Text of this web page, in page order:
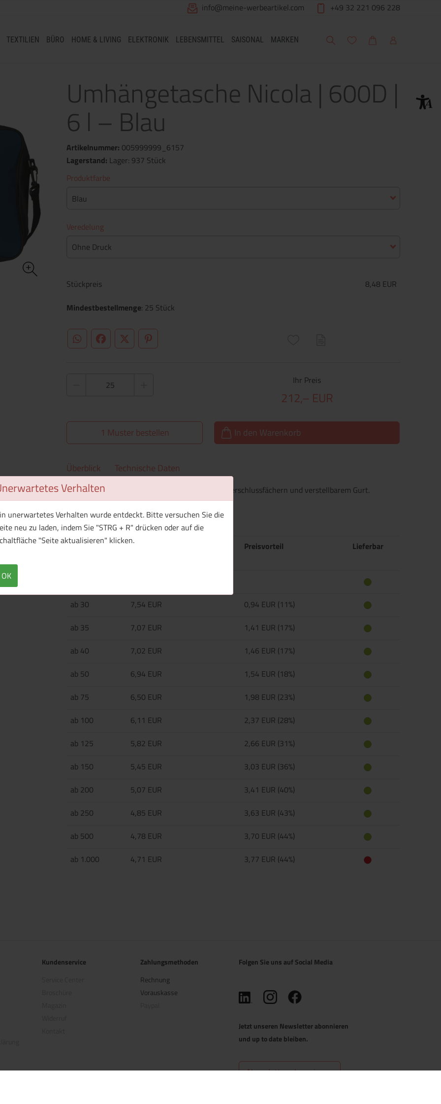
Verhalten
unerwartetes Verhalten wurde entdeckt. Bitte versuchen Sie die
neu zu laden, indem Sie "STRG + R" drücken oder auf die
"Seite aktualisieren" klicken.
OK
info@meine-werbeartikel.com +49 32 221 096 228
TEXTILIEN BÜRO HOME & LIVING ELEKTRONIK LEBENSMITTEL SAISONAL MARKEN Suche Meine Wunschliste
WarenkorbMein Account
Umhängetasche Nicola | 600D |
6 l – Blau
Artikelnummer: 005999999_6157
Lagerstand: Lager: 937 Stück
Produktfarbe
Blau
Veredelung
Ohne Druck
Stückpreis
8,48 EUR
Mindestbestellmenge: 25 Stück
WhatsApp (#[creator\plugin\share\core\structs\SocialSharingServiceSettings]:only_chrome#)
FacebookTwitter (#[creator\plugin\share\core\structs\SocialSharingServiceSettings]:formaly_twitter#)
Pinterest
Ihr Preis
212,– EUR
1 Muster bestellen In den Warenkorb
Überblick Technische Daten
Polyester-Umhängetasche (600D) mit zwei Reißverschlussfächern und verstellbarem Gurt.
Kapazität 6 l.
Menge
Preis / Stück
Preisvorteil Lieferbar
ab 30
7,54 EUR
0,94 EUR (11%)
ab 35
7,07 EUR
1,41 EUR (17%)
ab 40
7,02 EUR
1,46 EUR (17%)
ab 50
6,94 EUR
1,54 EUR (18%)
ab 75
6,50 EUR
1,98 EUR (23%)
ab 100
6,11 EUR
2,37 EUR (28%)
ab 125
5,82 EUR
2,66 EUR (31%)
ab 150
5,45 EUR
3,03 EUR (36%)
ab 200
5,07 EUR
3,41 EUR (40%)
ab 250
4,85 EUR
3,63 EUR (43%)
ab 500
4,78 EUR
3,70 EUR (44%)
ab 1.000
4,71 EUR 3,77 EUR (44%)
Kundenservice
Zahlungsmethoden
Rechnung
Vorauskasse
Folgen Sie uns auf Social Media
(öffnet in neuem Tab)
(öffnet in neuem Tab)
(öffnet in neuem Tab)
Jetzt unseren Newsletter abonnieren
und up to date bleiben.
Newsletter abonnieren